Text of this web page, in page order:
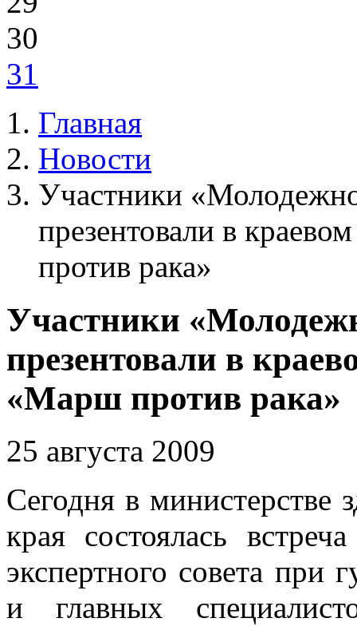
30
31
Главная
Новости
Участники
презентовали в
против рака»
Участники
презентовали в
«Марш против рака»
25 августа 2009
Сегодня в министерстве
края состоялась
экспертного совета при
и главных